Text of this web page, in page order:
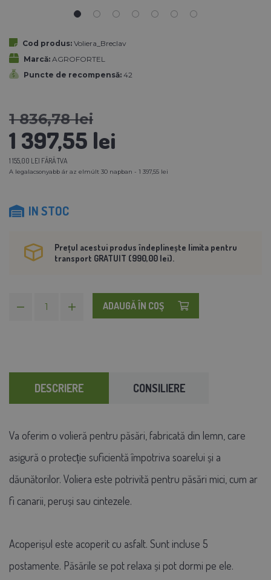
Cod produs: Voliera_Breclav
Marcă: AGROFORTEL
Puncte de recompensă: 42
1 836,78 lei
1 397,55 lei
1 155,00 LEI FĂRĂ TVA
A legalacsonyabb ár az elmúlt 30 napban - 1 397,55 lei
IN STOC
Prețul acestui produs îndeplinește limita pentru
transport GRATUIT (990,00 lei).
ADAUGĂ ÎN COŞ
DESCRIERE CONSILIERE
Va oferim o volieră pentru păsări, fabricată din lemn, care
asigură o protecție suficientă împotriva soarelui și a
dăunătorilor. Voliera este potrivită pentru păsări mici, cum ar
fi canarii, peruși sau cintezele.
Acoperișul este acoperit cu asfalt. Sunt incluse 5
postamente. Păsările se pot relaxa și pot dormi pe ele.